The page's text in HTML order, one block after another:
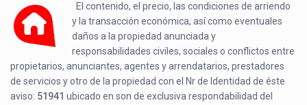
El contenido, el precio, las condiciones de arriendo
y la transacción económica, así como eventuales
daños a la propiedad anunciada y
responsabilidades civiles, sociales o conflictos entre
propietarios, anunciantes, agentes y arrendatarios, prestadores
de servicios y otro de la propiedad con el Nr de Identidad de éste
aviso: 51941 ubicado enson de exclusiva respondabilidad del